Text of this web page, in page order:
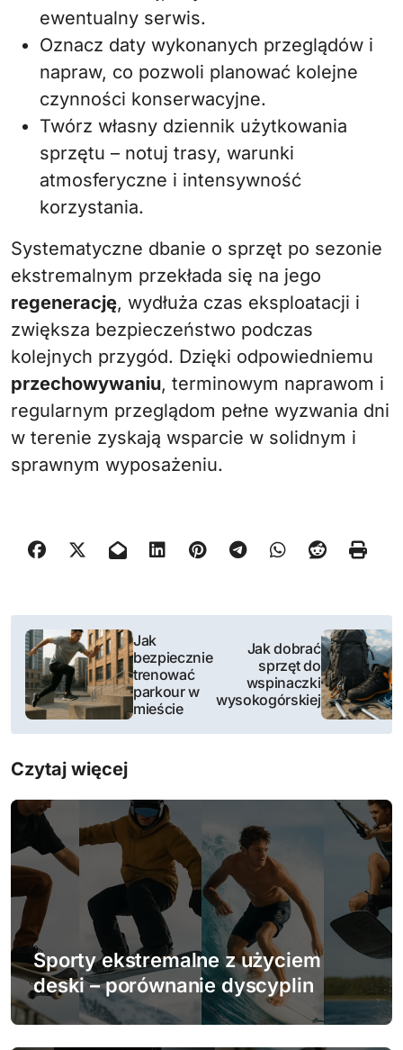
ewentualny serwis.
Oznacz daty wykonanych przeglądów i
napraw, co pozwoli planować kolejne
czynności konserwacyjne.
Twórz własny dziennik użytkowania
sprzętu – notuj trasy, warunki
atmosferyczne i intensywność
korzystania.
Systematyczne dbanie o sprzęt po sezonie
ekstremalnym przekłada się na jego
regenerację, wydłuża czas eksploatacji i
zwiększa bezpieczeństwo podczas
kolejnych przygód. Dzięki odpowiedniemu
przechowywaniu, terminowym naprawom i
regularnym przeglądom pełne wyzwania dni
w terenie zyskają wsparcie w solidnym i
sprawnym wyposażeniu.
N
w
i
g
a
c
j
a
w
p
i
Jak
bezpiecznie
trenować
parkour w
mieście
Jak dobrać
sprzęt do
wspinaczki
wysokogórskiej
Czytaj więcej
Sporty ekstremalne z użyciem
deski – porównanie dyscyplin